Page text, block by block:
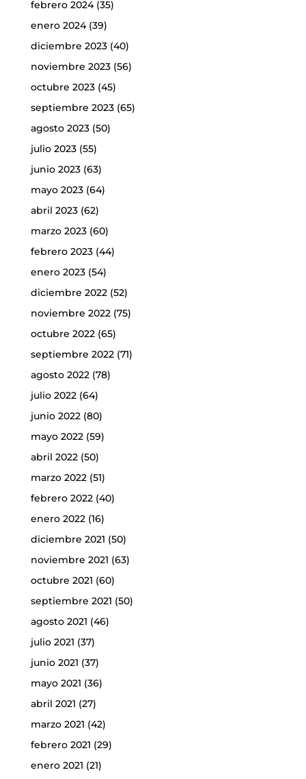
febrero 2024(35)
enero 2024(39)
diciembre 2023(40)
noviembre 2023(56)
octubre 2023(45)
septiembre 2023(65)
agosto 2023(50)
julio 2023(55)
junio 2023(63)
mayo 2023(64)
abril 2023(62)
marzo 2023(60)
febrero 2023(44)
enero 2023(54)
diciembre 2022(52)
noviembre 2022(75)
octubre 2022(65)
septiembre 2022(71)
agosto 2022(78)
julio 2022(64)
junio 2022(80)
mayo 2022(59)
abril 2022(50)
marzo 2022(51)
febrero 2022(40)
enero 2022(16)
diciembre 2021 (50)
noviembre 2021 (63)
octubre 2021 (60)
septiembre 2021 (50)
agosto 2021 (46)
julio 2021 (37)
junio 2021 (37)
mayo 2021 (36)
abril 2021 (27)
marzo 2021 (42)
febrero 2021 (29)
enero 2021 (21)